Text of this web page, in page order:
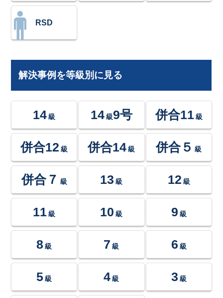
RSD
解決事例を等級別に見る
14 級 14級9号 併合11 級
併合12 級 併合14 級 併合５ 級
併合７ 級 13 級 12 級
11 級 10 級 9 級
8 級 7 級 6 級
5 級 4 級 3 級